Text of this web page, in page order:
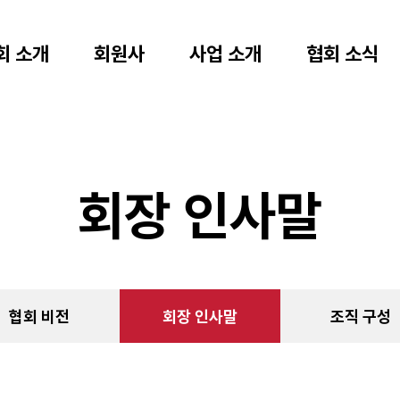
소개 회원사 사업 소개 협회 소식
회장 인사말
협회 비전 회장 인사말 조직 구성